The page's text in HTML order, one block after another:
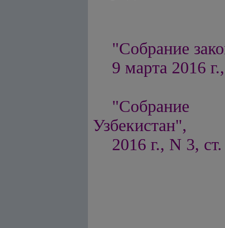
"Собрание
9 марта 2016
"Собрание
Узбекистан",
2016 г., N 3,